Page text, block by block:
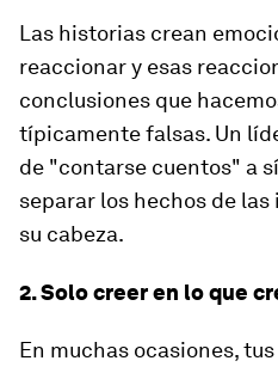
Las historias crean
reaccionar y esas
conclusiones que
típicamente falsas. Un
de "contarse cuentos" a
separar los hechos de
su cabeza.
2. Solo creer en lo que
En muchas ocasiones,